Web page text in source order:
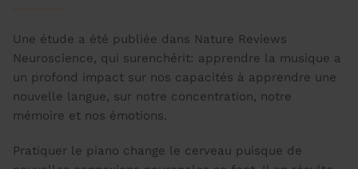
Une étude a été publiée dans Nature Reviews
Neuroscience, qui surenchérit: apprendre la musique a
un profond impact sur nos capacités à apprendre une
nouvelle langue, sur notre concentration, notre
mémoire et nos émotions.
Pratiquer le piano change le cerveau puisque de